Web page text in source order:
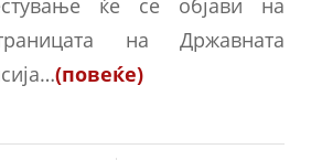
на Државната
(повеќе)